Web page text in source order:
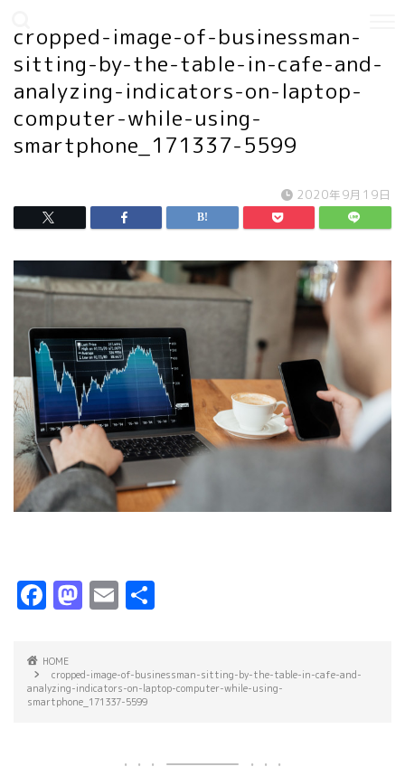
cropped-image-of-businessman-
sitting-by-the-table-in-cafe-and-
analyzing-indicators-on-laptop-
computer-while-using-
smartphone_171337-5599
2020年9月19日
F
c
e
b
M
t
o
E
l
HOME
cropped-image-of-businessman-sitting-by-the-table-in-cafe-and-
analyzing-indicators-on-laptop-computer-while-using-
smartphone_171337-5599